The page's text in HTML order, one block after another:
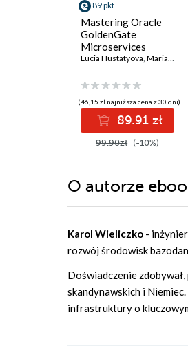
89 pkt
Mastering Oracle
GoldenGate
Microservices
Lucia Hustatyova, Mariami Kupatadze
(46,15 zł najniższa cena z 30 dni)
89.91 zł
99.90zł (-10%)
O autorze
Karol Wieliczko -
rozwój środowisk
Doświadczenie
skandynawskich i
infrastruktury o